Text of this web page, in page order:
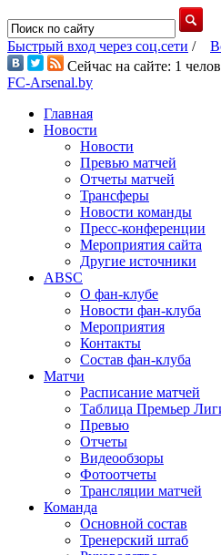
Быстрый вход через соц.сети /
Сейчас на сайте: 1
FC-Arsenal.by
Главная
Новости
Новости
Превью матчей
Отчеты матчей
Трансферы
Новости команды
Пресс-конференции
Мероприятия сайта
Другие источники
ABSC
О фан-клубе
Новости фан-клуба
Мероприятия
Контакты
Состав фан-клуба
Матчи
Расписание матчей
Таблица Премьер
Превью
Отчеты
Видеообзоры
Фотоотчеты
Трансляции матчей
Команда
Основной состав
Тренерский штаб